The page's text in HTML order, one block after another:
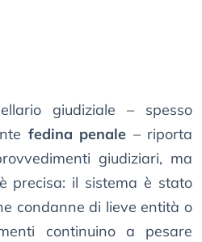
giudiziale – spesso
fedina penale – riporta
giudiziari, ma
precisa: il sistema è stato
condanne di lieve entità o
continuino a pesare